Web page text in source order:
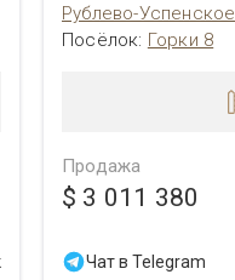
Рублево-Успенское
Посёлок: Горки 8
Продажа
$ 3 011 380
Чат в Telegram